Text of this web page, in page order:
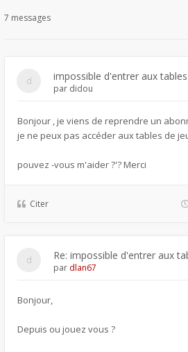
7 messages
impossible d'entrer aux
par didou
Bonjour , je viens de reprendre un
je ne peux pas accéder aux tables de
pouvez -vous m'aider ?'? Merci
Citer
Re: impossible d'entrer aux
par dlan67
Bonjour,
Depuis ou jouez vous ?